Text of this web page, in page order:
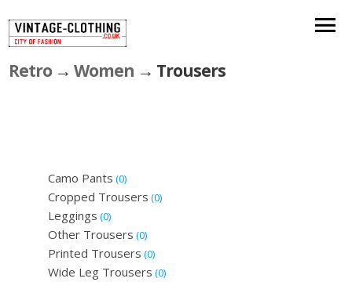
Retro →Women → Trousers
Camo Pants (0)
Cropped Trousers (0)
Leggings (0)
Other Trousers (0)
Printed Trousers (0)
Wide Leg Trousers (0)